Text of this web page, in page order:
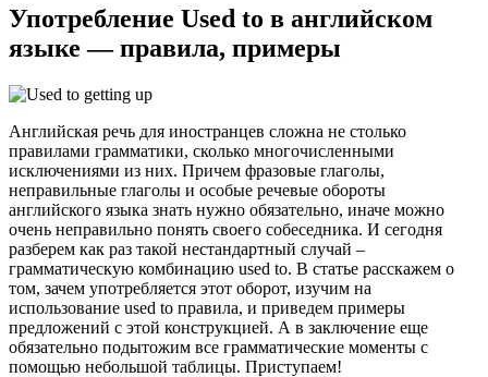
Употребление Used to в английском
языке — правила, примеры
Английская речь для иностранцев сложна не столько
правилами грамматики, сколько многочисленными
исключениями из них. Причем фразовые глаголы,
неправильные глаголы и особые речевые обороты
английского языка знать нужно обязательно, иначе можно
очень неправильно понять своего собеседника. И сегодня
разберем как раз такой нестандартный случай –
грамматическую комбинацию used to. В статье расскажем о
том, зачем употребляется этот оборот, изучим на
использование used to правила, и приведем примеры
предложений с этой конструкцией. А в заключение еще
обязательно подытожим все грамматические моменты с
помощью небольшой таблицы. Приступаем!